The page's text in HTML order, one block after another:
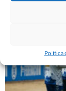
Política